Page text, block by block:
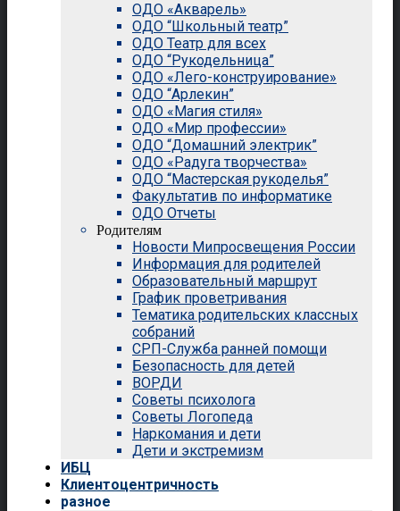
ОДО «Акварель»
ОДО “Школьный театр”
ОДО Театр для всех
ОДО “Рукодельница”
ОДО «Лего-конструирование»
ОДО “Арлекин”
ОДО «Магия стиля»
ОДО «Мир профессии»
ОДО “Домашний электрик”
ОДО «Радуга творчества»
ОДО “Мастерская рукоделья”
Факультатив по информатике
ОДО Отчеты
Родителям
Новости Мипросвещения России
Информация для родителей
Образовательный маршрут
График проветривания
Тематика родительских классных
собраний
СРП-Служба ранней помощи
Безопасность для детей
ВОРДИ
Советы психолога
Советы Логопеда
Наркомания и дети
Дети и экстремизм
ИБЦ
Клиентоцентричность
разное